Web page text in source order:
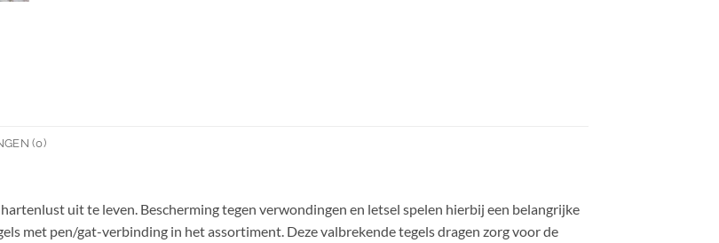
(0)
uit te leven. Bescherming tegen verwondingen en letsel spelen hierbij een belangrijke
met pen/gat-verbinding in het assortiment. Deze valbrekende tegels dragen zorg voor de